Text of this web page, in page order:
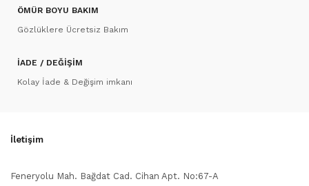
ÖMÜR BOYU BAKIM
Gözlüklere Ücretsiz Bakım
İADE / DEĞİŞİM
Kolay İade & Değişim imkanı
İletişim
Feneryolu Mah. Bağdat Cad. Cihan Apt. No:67-A